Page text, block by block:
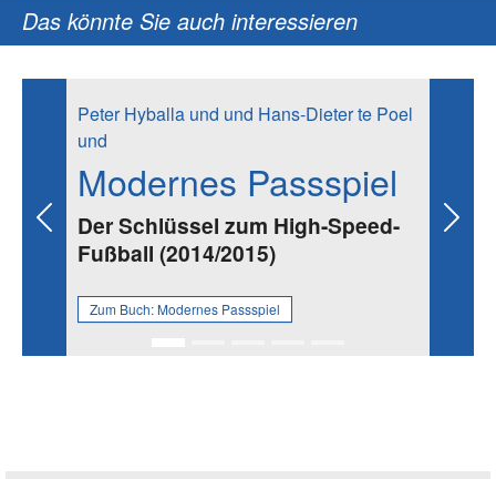
Das könnte Sie auch interessieren
Peter Hyballa und und Hans-Dieter te Poel
und
Modernes Passspiel
Der Schlüssel zum High-Speed-
Fußball (2014/2015)
Zum Buch:Modernes Passspiel
Previous Next